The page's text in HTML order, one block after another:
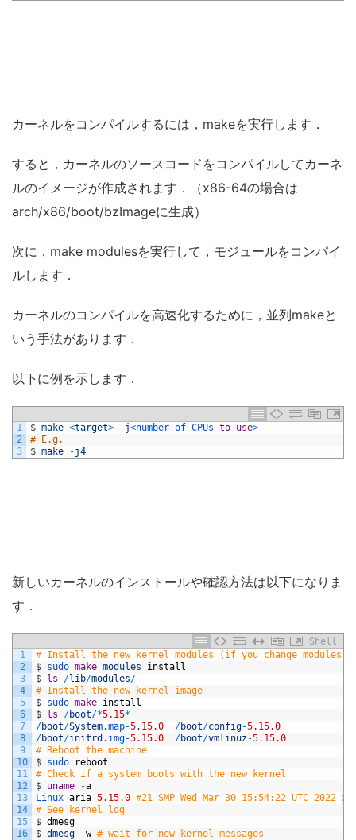
カーネルをコンパイルするには，makeを実行します．
すると，カーネルのソースコードをコンパイルしてカーネ
ルのイメージが作成されます．（x86-64の場合は
arch/x86/boot/bzImageに生成）
次に，make modulesを実行して，モジュールをコンパイ
ルします．
カーネルのコンパイルを高速化するために，並列makeと
いう手法があります．
以下に例を示します．
1
2
3
$ make <target> -j<number of CPUs to use>
# E.g.
$ make -j4
新しいカーネルのインストールや確認方法は以下になりま
す．
Shell
1
2
3
4
5
6
7
8
9
10
11
12
13
14
15
16
# Install the new kernel modules (if you change modules)
$ sudo make modules
install
$
ls /lib/modules/
# Install the new kernel image
$ sudo make install
$
ls /boot/*5.15*
/boot/System.map-5.15.0 /boot/config-5.15.0
/boot/initrd .img-5.15.0 /boot/vmlinuz-5.15.0
# Reboot the machine
$ sudo
reboot
# Check if a system boots with the new kernel
$ uname -a
Linux aria 5.15.0 #21 SMP Wed Mar 30 15:54:22 UTC 2022
# See kernel log
$ dmesg
$ dmesg -w # wait for new kernel messages